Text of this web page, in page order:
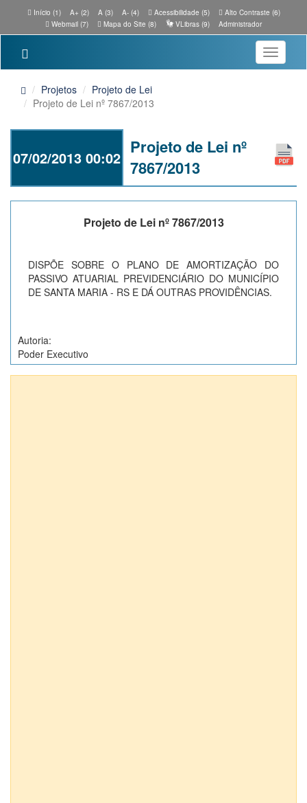
Início (1) A+ (2) A (3) A- (4) Acessibilidade (5)
Alto Contraste (6)
Webmail (7)
Mapa do Site (8) VLibras (9) Administrador
Toggle
Projetos
Projeto de Lei
Projeto de Lei nº 7867/2013
07/02/2013 00:02
Projeto de Lei nº
7867/2013
Projeto de Lei nº 7867/2013
DISPÕE SOBRE O PLANO DE AMORTIZAÇÃO DO
PASSIVO ATUARIAL PREVIDENCIÁRIO DO MUNICÍPIO
DE SANTA MARIA - RS E DÁ OUTRAS PROVIDÊNCIAS.
Autoria:
Poder Executivo